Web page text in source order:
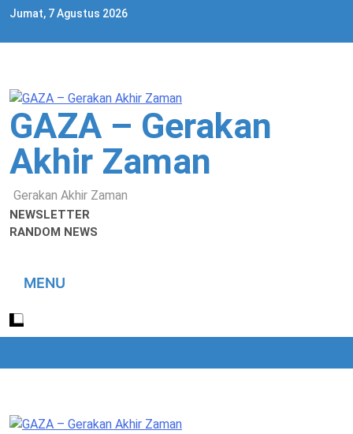
Skip
content
Jumat, 7 Agustus 2026
GAZA – Gerakan
Akhir Zaman
Gerakan Akhir Zaman
NEWSLETTER
RANDOM NEWS
MENU